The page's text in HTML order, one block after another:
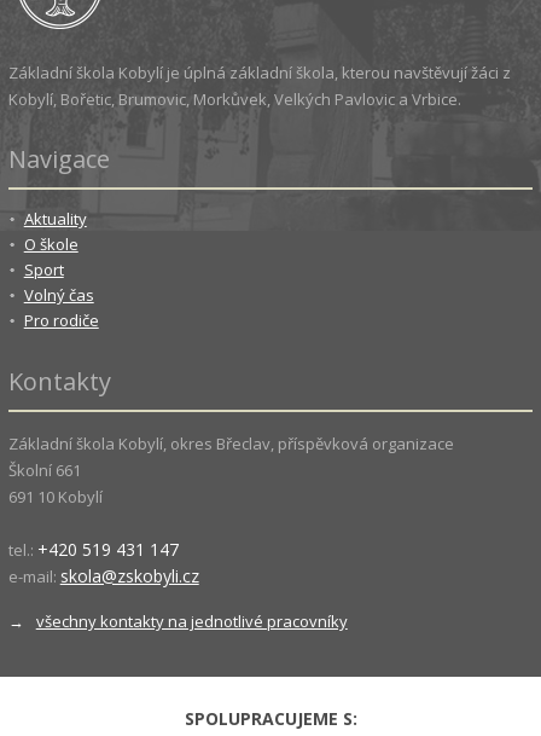
Základní škola Kobylí je úplná základní škola, kterou navštěvují žáci z
Kobylí, Bořetic, Brumovic, Morkůvek, Velkých Pavlovic a Vrbice.
Navigace
Aktuality
O škole
Sport
Volný čas
Pro rodiče
Kontakty
Základní škola Kobylí, okres Břeclav, příspěvková organizace
Školní 661
691 10 Kobylí
tel.: +420 519 431 147
e-mail: skola@zskobyli.cz
→ všechny kontakty na jednotlivé pracovníky
SPOLUPRACUJEME S: